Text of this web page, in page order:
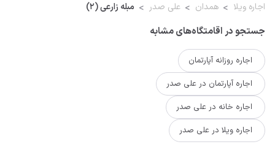
اجاره ویلا همدان علی صدر مبله زارعی (۲)
جستجو در اقامتگاه‌های مشابه
اجاره روزانه آپارتمان
اجاره آپارتمان در علی صدر
اجاره خانه در علی صدر
اجاره ویلا در علی صدر